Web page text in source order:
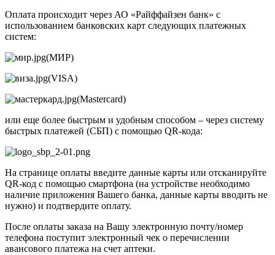
Оплата происходит через АО «Райффайзен банк» с
использованием банковских карт следующих платежных
систем:
(МИР)
(VISA)
(Mastercard)
или еще более быстрым и удобным способом – через систему
быстрых платежей (СБП) с помощью QR-кода:
На странице оплаты введите данные карты или отсканируйте
QR-код с помощью смартфона (на устройстве необходимо
наличие приложения Вашего банка, данные карты вводить не
нужно) и подтвердите оплату.
После оплаты заказа на Вашу электронную почту/номер
телефона поступит электронный чек о перечислении
авансового платежа на счет аптеки.